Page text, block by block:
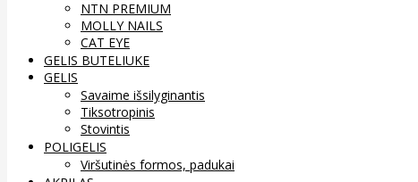
NTN PREMIUM
MOLLY NAILS
CAT EYE
GELIS BUTELIUKE
GELIS
Savaime išsilyginantis
Tiksotropinis
Stovintis
POLIGELIS
Viršutinės formos, padukai